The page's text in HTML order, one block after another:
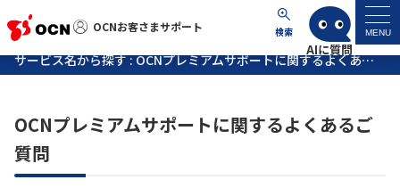
OCNお客さまサポート 検索 MENU
OCNお客さまサポート
マイページ
サポートトップ
サービス名から探す : OCNプレミアムサポートに関するよくあるご質問
OCNプレミアムサポートに関するよくあるご
質問